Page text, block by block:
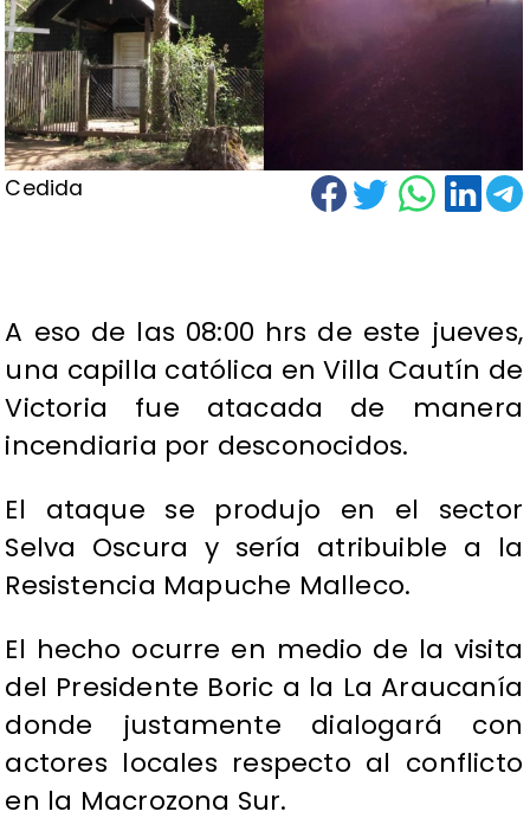
Cedida
A eso de las 08:00 hrs de este jueves,
una capilla católica en Villa Cautín de
Victoria fue atacada de manera
incendiaria por desconocidos.
El ataque se produjo en el sector
Selva Oscura y sería atribuible a la
Resistencia Mapuche Malleco.
El hecho ocurre en medio de la visita
del Presidente Boric a la La Araucanía
donde justamente dialogará con
actores locales respecto al conflicto
en la Macrozona Sur.